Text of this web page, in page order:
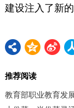
建设注入了新
推荐阅读